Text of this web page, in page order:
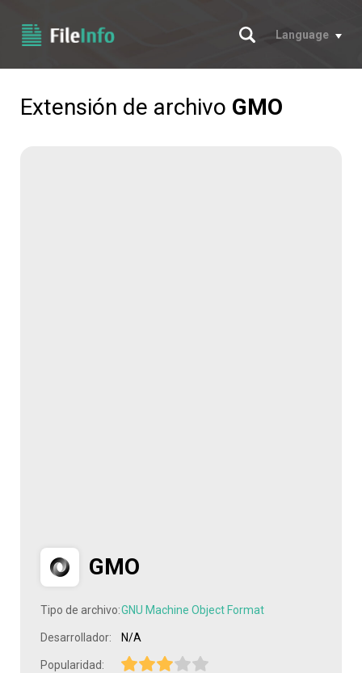
Buscar
Language
Extensión de archivo GMO
GMO
Tipo de archivo:GNU Machine Object Format
Desarrollador: N/A
Popularidad: